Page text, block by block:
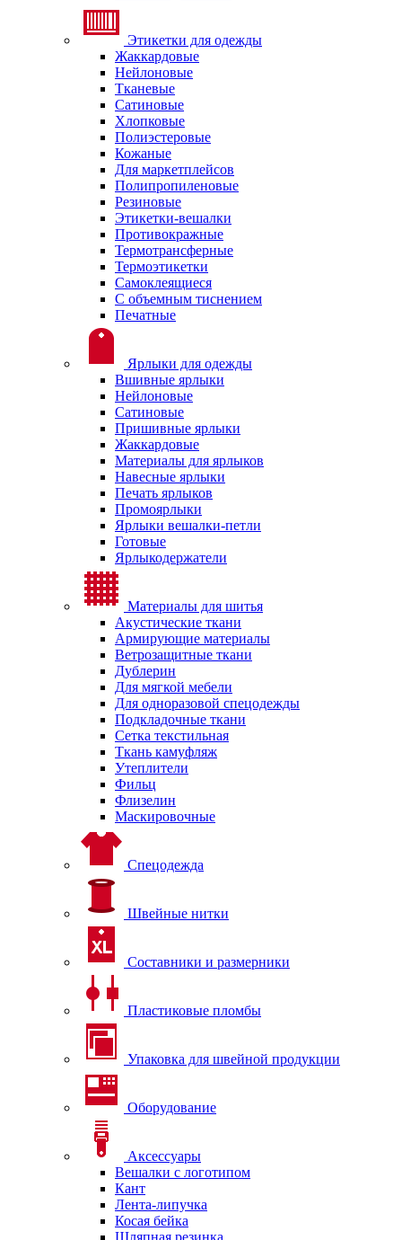
Этикетки для одежды
Жаккардовые
Нейлоновые
Тканевые
Сатиновые
Хлопковые
Полиэстеровые
Кожаные
Для маркетплейсов
Полипропиленовые
Резиновые
Этикетки-вешалки
Противокражные
Термотрансферные
Термоэтикетки
Самоклеящиеся
С объемным тиснением
Печатные
Ярлыки для одежды
Вшивные ярлыки
Нейлоновые
Сатиновые
Пришивные ярлыки
Жаккардовые
Материалы для ярлыков
Навесные ярлыки
Печать ярлыков
Промоярлыки
Ярлыки вешалки-петли
Готовые
Ярлыкодержатели
Материалы для шитья
Акустические ткани
Армирующие материалы
Ветрозащитные ткани
Дублерин
Для мягкой мебели
Для одноразовой спецодежды
Подкладочные ткани
Сетка текстильная
Ткань камуфляж
Утеплители
Фильц
Флизелин
Маскировочные
Спецодежда
Швейные нитки
Составники и размерники
Пластиковые пломбы
Упаковка для швейной продукции
Оборудование
Аксессуары
Вешалки с логотипом
Кант
Лента-липучка
Косая бейка
Шляпная резинка